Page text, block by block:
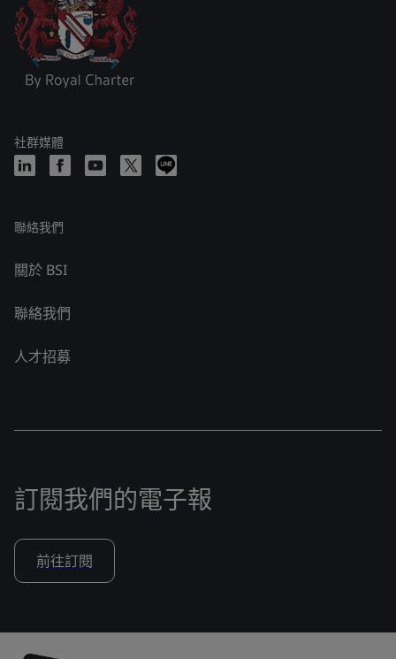
社群媒體
聯絡我們
關於 BSI
聯絡我們
人才招募
訂閱我們的電子報
前往訂閱